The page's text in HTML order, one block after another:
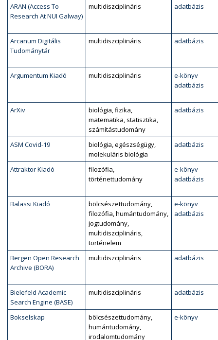
ARAN (Access To
Research At NUI Galway)
multidiszciplináris adatbázis
Arcanum Digitális
Tudománytár
multidiszciplináris adatbázis
Argumentum Kiadó multidiszciplináris
e-könyv
adatbázis
ArXiv
biológia, fizika,
matematika, statisztika,
számítástudomány
adatbázis
ASM Covid-19
biológia, egészségügy,
molekuláris biológia
adatbázis
Attraktor Kiadó
filozófia,
történettudomány
e-könyv
adatbázis
Balassi Kiadó
bölcsészettudomány,
filozófia, humántudomány,
jogtudomány,
multidiszciplináris,
történelem
e-könyv
adatbázis
Bergen Open Research
Archive (BORA)
multidiszciplináris adatbázis
Bielefeld Academic
Search Engine (BASE)
multidiszciplináris adatbázis
Bokselskap
bölcsészettudomány,
humántudomány,
irodalomtudomány
e-könyv